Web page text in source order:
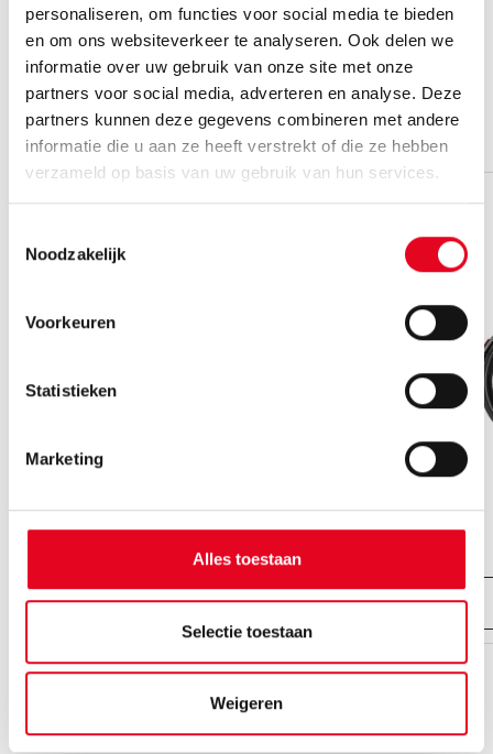
personaliseren, om functies voor social media te bieden
en om ons websiteverkeer te analyseren. Ook delen we
informatie over uw gebruik van onze site met onze
partners voor social media, adverteren en analyse. Deze
partners kunnen deze gegevens combineren met andere
informatie die u aan ze heeft verstrekt of die ze hebben
verzameld op basis van uw gebruik van hun services.
Noodzakelijk
Voorkeuren
Statistieken
Marketing
Alles toestaan
Selectie toestaan
Weigeren
Best verkochte fietsen
Ravenna EVO 8F Belt
Bekijk fiets
Bekijk alle fietsen